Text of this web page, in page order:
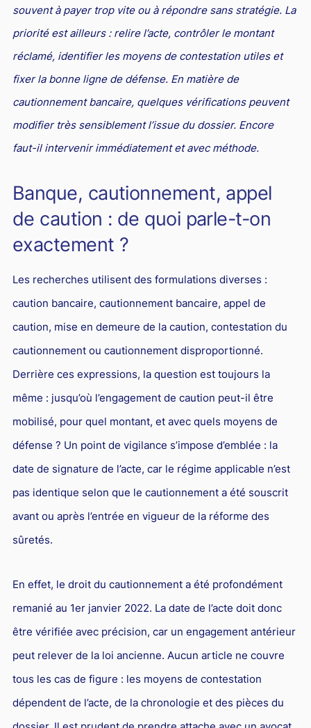
L'industrie
Droit aérien
Caution bancaire
Communication et nouvelles technologies
Grande entreprise
Transport
Restructuration d'entreprise
Droit et Fiscalité du marché de l'Art
Responsabilité Sociétale des Entreprises (R.S.E)
Hôtellerie et restauration
Procédures et tribunaux
Contentieux cession d’entreprise
Droit commercial
Énergie
Droit de la concurrence
Jurisprudences et actualités
Droit de la réparation et du dommage corporel
Droit du sport
souvent à payer trop vite ou à répondre sans stratégie. La
priorité est ailleurs : relire l’acte, contrôler le montant
réclamé, identifier les moyens de contestation utiles et
fixer la bonne ligne de défense. En matière de
cautionnement bancaire, quelques vérifications peuvent
modifier très sensiblement l’issue du dossier. Encore
faut-il intervenir immédiatement et avec méthode.
Banque, cautionnement, appel
de caution : de quoi parle-t-on
exactement ?
Les recherches utilisent des formulations diverses :
caution bancaire, cautionnement bancaire, appel de
caution, mise en demeure de la caution, contestation du
cautionnement ou cautionnement disproportionné.
Derrière ces expressions, la question est toujours la
même : jusqu’où l’engagement de caution peut-il être
mobilisé, pour quel montant, et avec quels moyens de
défense ? Un point de vigilance s’impose d’emblée : la
date de signature de l’acte, car le régime applicable n’est
pas identique selon que le cautionnement a été souscrit
avant ou après l’entrée en vigueur de la réforme des
sûretés.
En effet, le droit du cautionnement a été profondément
remanié au 1er janvier 2022. La date de l’acte doit donc
être vérifiée avec précision, car un engagement antérieur
peut relever de la loi ancienne. Aucun article ne couvre
tous les cas de figure : les moyens de contestation
dépendent de l’acte, de la chronologie et des pièces du